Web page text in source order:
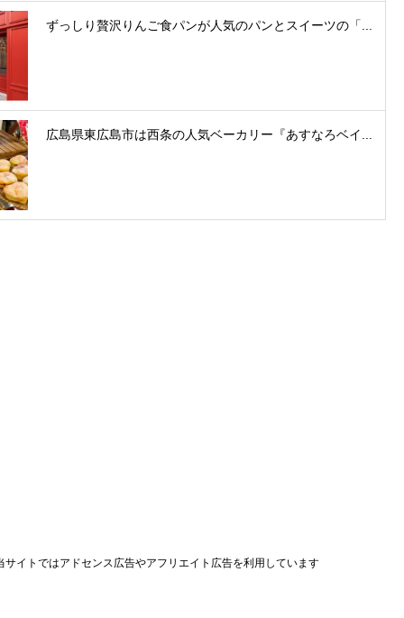
ずっしり贅沢りんご食パンが人気のパンとスイーツの「...
広島県東広島市は西条の人気ベーカリー『あすなろベイ...
サイトではアドセンス広告やアフリエイト広告を利用しています